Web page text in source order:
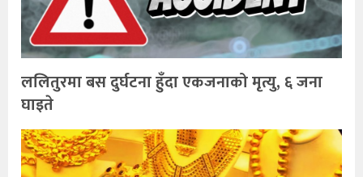
ललितुरमा बस दुर्घटना हुँदा एकजनाको मृत्यु, ६ जना
घाइते